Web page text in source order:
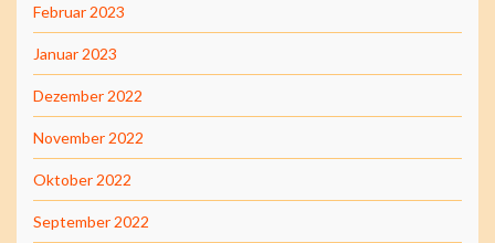
Februar 2023
Januar 2023
Dezember 2022
November 2022
Oktober 2022
September 2022